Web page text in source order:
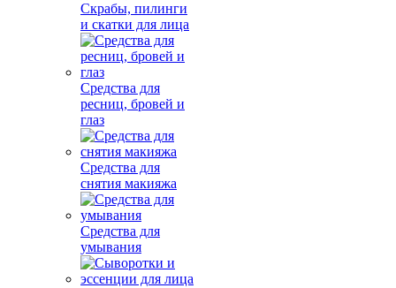
Скрабы, пилинги
и скатки для лица
Средства для
ресниц, бровей и
глаз
Средства для
снятия макияжа
Средства для
умывания